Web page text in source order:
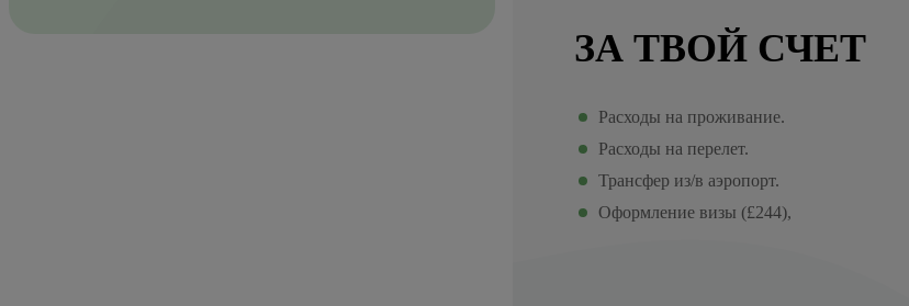
ЗА ТВОЙ СЧЕТ
Расходы на проживание.
Расходы на перелет.
Трансфер из/в аэропорт.
Оформление визы (£244),